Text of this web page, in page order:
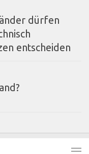
dürfen
entscheiden